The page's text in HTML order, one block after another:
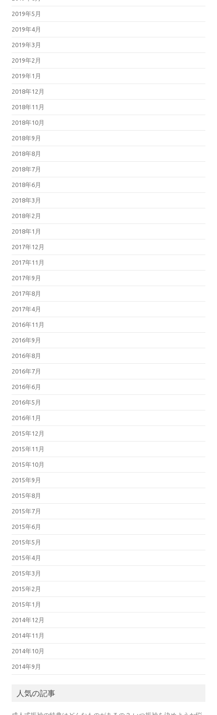
2019年5月
2019年4月
2019年3月
2019年2月
2019年1月
2018年12月
2018年11月
2018年10月
2018年9月
2018年8月
2018年7月
2018年6月
2018年3月
2018年2月
2018年1月
2017年12月
2017年11月
2017年9月
2017年8月
2017年4月
2016年11月
2016年9月
2016年8月
2016年7月
2016年6月
2016年5月
2016年1月
2015年12月
2015年11月
2015年10月
2015年9月
2015年8月
2015年7月
2015年6月
2015年5月
2015年4月
2015年3月
2015年2月
2015年1月
2014年12月
2014年11月
2014年10月
2014年9月
人気の記事